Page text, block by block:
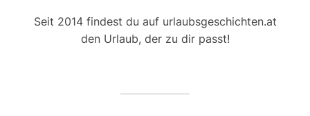
Seit 2014 findest du auf urlaubsgeschichten.at
den Urlaub, der zu dir passt!